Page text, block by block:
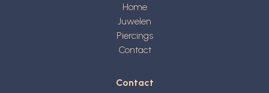
Home
Juwelen
Piercings
Contact
Contact